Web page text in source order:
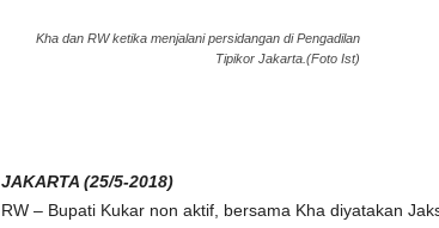
Kha dan RW ketika menjalani persidangan di Pengadilan
Tipikor Jakarta.(Foto Ist)
JAKARTA (25/5-2018)
RW – Bupati Kukar non aktif, bersama Kha diyatakan